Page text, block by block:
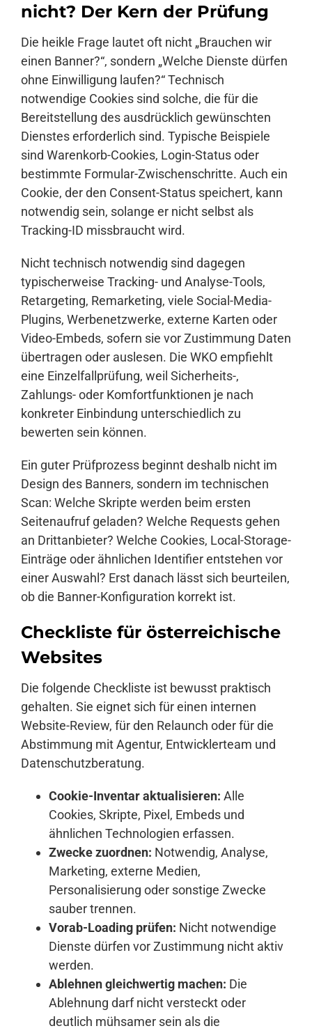
nicht? Der Kern der Prüfung
Die heikle Frage lautet oft nicht „Brauchen wir
einen Banner?“, sondern „Welche Dienste dürfen
ohne Einwilligung laufen?“ Technisch
notwendige Cookies sind solche, die für die
Bereitstellung des ausdrücklich gewünschten
Dienstes erforderlich sind. Typische Beispiele
sind Warenkorb-Cookies, Login-Status oder
bestimmte Formular-Zwischenschritte. Auch ein
Cookie, der den Consent-Status speichert, kann
notwendig sein, solange er nicht selbst als
Tracking-ID missbraucht wird.
Nicht technisch notwendig sind dagegen
typischerweise Tracking- und Analyse-Tools,
Retargeting, Remarketing, viele Social-Media-
Plugins, Werbenetzwerke, externe Karten oder
Video-Embeds, sofern sie vor Zustimmung Daten
übertragen oder auslesen. Die WKO empfiehlt
eine Einzelfallprüfung, weil Sicherheits-,
Zahlungs- oder Komfortfunktionen je nach
konkreter Einbindung unterschiedlich zu
bewerten sein können.
Ein guter Prüfprozess beginnt deshalb nicht im
Design des Banners, sondern im technischen
Scan: Welche Skripte werden beim ersten
Seitenaufruf geladen? Welche Requests gehen
an Drittanbieter? Welche Cookies, Local-Storage-
Einträge oder ähnlichen Identifier entstehen vor
einer Auswahl? Erst danach lässt sich beurteilen,
ob die Banner-Konfiguration korrekt ist.
Checkliste für österreichische
Websites
Die folgende Checkliste ist bewusst praktisch
gehalten. Sie eignet sich für einen internen
Website-Review, für den Relaunch oder für die
Abstimmung mit Agentur, Entwicklerteam und
Datenschutzberatung.
Cookie-Inventar aktualisieren: Alle
Cookies, Skripte, Pixel, Embeds und
ähnlichen Technologien erfassen.
Zwecke zuordnen: Notwendig, Analyse,
Marketing, externe Medien,
Personalisierung oder sonstige Zwecke
sauber trennen.
Vorab-Loading prüfen: Nicht notwendige
Dienste dürfen vor Zustimmung nicht aktiv
werden.
Ablehnen gleichwertig machen: Die
Ablehnung darf nicht versteckt oder
deutlich mühsamer sein als die